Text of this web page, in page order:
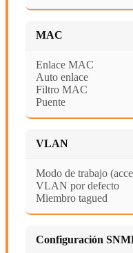
MAC
Enlace MAC
Auto enlace
Filtro MAC
Puente
VLAN
Modo de trabajo
VLAN por defecto
Miembro tagued
Configuración